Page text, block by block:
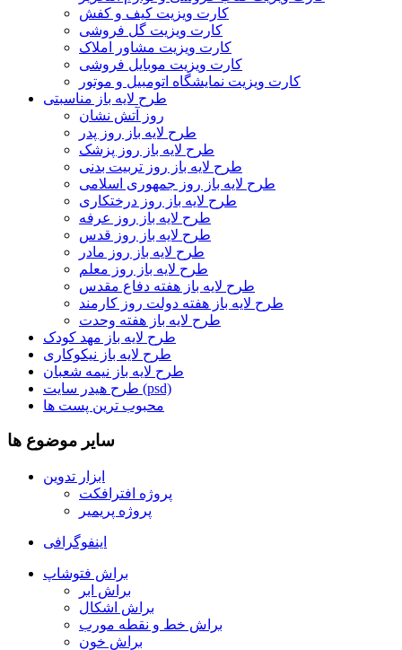
کارت ویزیت کیف و کفش
کارت ویزیت گل فروشی
کارت ویزیت مشاور املاک
کارت ویزیت موبایل فروشی
کارت ویزیت نمایشگاه اتومبیل و موتور
طرح لایه باز مناسبتی
روز آتش نشان
طرح لایه باز روز پدر
طرح لایه باز روز پزشک
طرح لایه باز روز تربیت بدنی
طرح لایه باز روز جمهوری اسلامی
طرح لایه باز روز درختکاری
طرح لایه باز روز عرفه
طرح لایه باز روز قدس
طرح لایه باز روز مادر
طرح لایه باز روز معلم
طرح لایه باز هفته دفاع مقدس
طرح لایه باز هفته دولت روز کارمند
طرح لایه باز هفته وحدت
طرح لایه باز مهد کودک
طرح لایه باز نیکوکاری
طرح لایه باز نیمه شعبان
طرح هیدر سایت (psd)
محبوب ترین پست ها
سایر موضوع ها
ابزار تدوین
پروژه افترافکت
پروژه پریمیر
اینفوگرافی
براش فتوشاپ
براش ابر
براش اشکال
براش خط و نقطه مورب
براش خون